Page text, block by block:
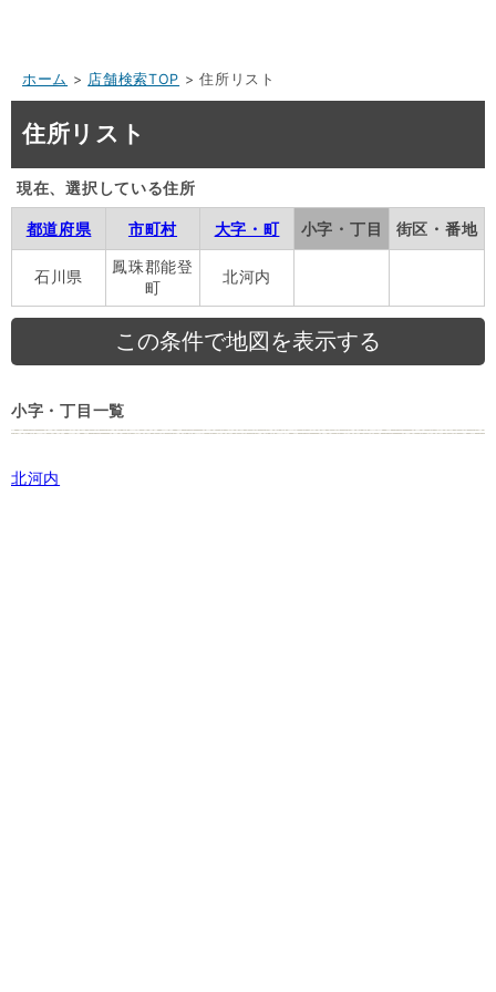
ホーム > 店舗検索TOP > 住所リスト
住所リスト
現在、選択している住所
都道府県 市町村 大字・町 小字・丁目 街区・番地
石川県
鳳珠郡能登
町
北河内
小字・丁目一覧
北河内